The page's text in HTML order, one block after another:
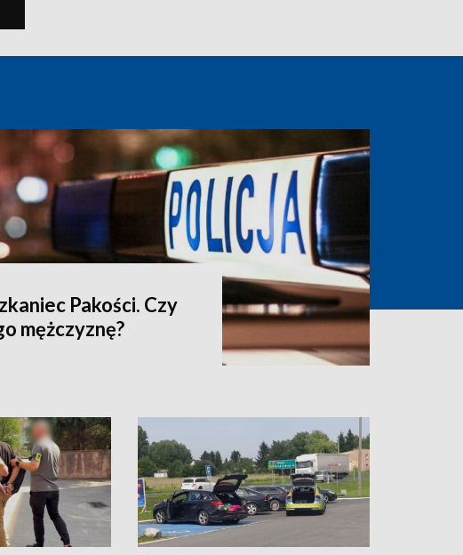
Pakości. Czy
mężczyznę?